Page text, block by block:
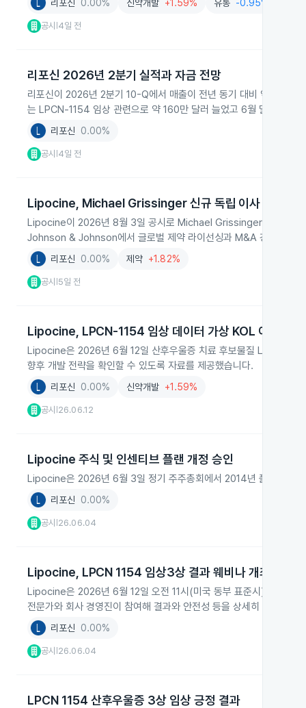
리포신 0.00% 신약개발 +1.59% 유통 -0.95%
공시 4일 전
리포신 2026년 2분기 실적과 자금 전망
리포신이 2026년 2분기 10-Q에서 매출이 전년 동기 대비 약 69%
는 LPCN‑1154 임상 관련으로 약 160만 달러 늘었고 6월 말 현금은
리포신 0.00%
공시 4일 전
Lipocine, Michael Grissinger 신규 독립 이사 선임
Lipocine이 2026년 8월 3일 공시로 Michael Grissinger를 신규 독
Johnson & Johnson에서 글로벌 제약 라이선싱과 M&A 경험을 보
리포신 0.00% 제약 +1.82%
공시 5일 전
Lipocine, LPCN‑1154 임상 데이터 가상 KOL 이벤트
Lipocine은 2026년 6월 12일 산후우울증 치료 후보물질
향후 개발 전략을 확인할 수 있도록 자료를 제공했습니다.
리포신 0.00% 신약개발 +1.59%
공시 26.06.12
Lipocine 주식 및 인센티브 플랜 개정 승인
Lipocine은 2026년 6월 3일 정기 주주총회에서 2014년 플랜의 6차
리포신 0.00%
공시 26.06.04
Lipocine, LPCN 1154 임상3상 결과 웨비나 개최
Lipocine은 2026년 6월 12일 오전 11시(미국 동부 표준시)에 LPCN
전문가와 회사 경영진이 참여해 결과와 안전성 등을 상세히 소개합니
리포신 0.00%
공시 26.06.04
LPCN 1154 산후우울증 3상 임상 긍정 결과